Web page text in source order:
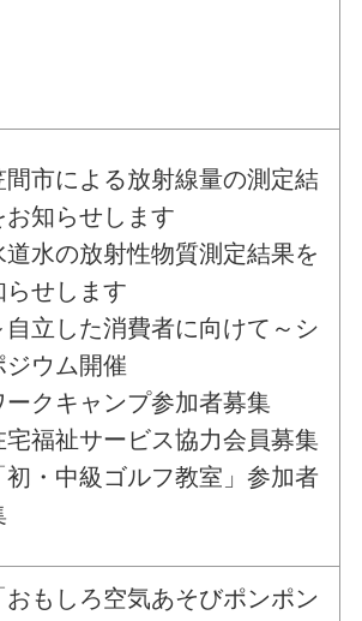
間市による放射線量の測定結
お知らせします
道水の放射性物質測定結果を
らせします
自立した消費者に向けて～シ
ジウム開催
ークキャンプ参加者募集
宅福祉サービス協力会員募集
初・中級ゴルフ教室」参加者
おもしろ空気あそびポンポン